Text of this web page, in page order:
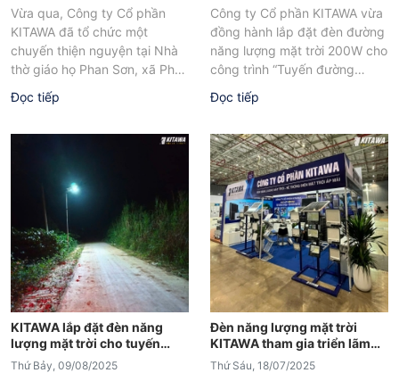
Vừa qua, Công ty Cổ phần
KITAWA đã tổ chức một
chuyến thiện nguyện tại Nhà
thờ giáo họ Phan Sơn, xã Phan
Sơn, huyện Bắc...
Đọc tiếp
Công ty Cổ phần KITAWA vừa
đồng hành lắp đặt đèn đường
năng lượng mặt trời 200W cho
công trình “Tuyến đường
chiếu sáng” tại đường...
Đọc tiếp
KITAWA lắp đặt đèn năng
lượng mặt trời cho tuyến
đường xóm tại Lâm Đồng
Thứ Bảy, 09/08/2025
Đèn năng lượng mặt trời
KITAWA tham gia triển lãm
Elecs Việt Nam 2025
Thứ Sáu, 18/07/2025